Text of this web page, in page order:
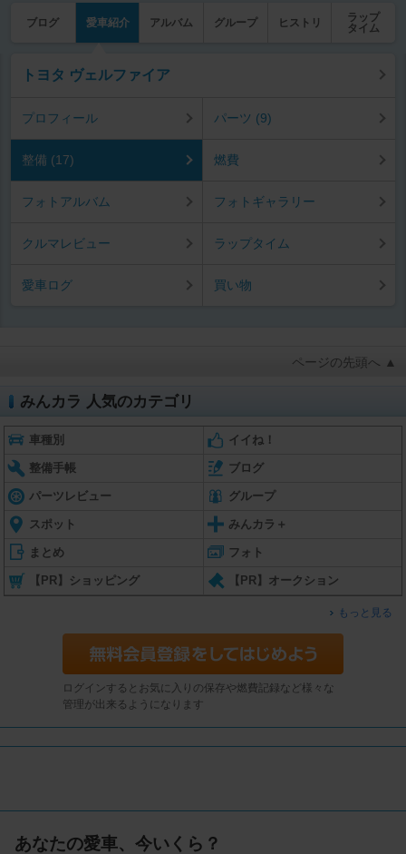
ブログ 愛車紹介 アルバム グループ ヒストリ
ラップ
タイム
トヨタ ヴェルファイア
プロフィール パーツ (9)
整備 (17) 燃費
フォトアルバム フォトギャラリー
クルマレビュー ラップタイム
愛車ログ 買い物
ページの先頭へ ▲
みんカラ 人気のカテゴリ
車種別 イイね！
整備手帳 ブログ
パーツレビュー グループ
スポット みんカラ＋
まとめ フォト
【PR】ショッピング 【PR】オークション
もっと見る
ログインするとお気に入りの保存や燃費記録など様々な
管理が出来るようになります
あなたの愛車、今いくら？